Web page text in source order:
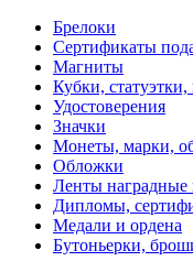
Брелоки
Сертификаты
Магниты
Кубки,
Удостоверения
Значки
Монеты, марки,
Обложки
Ленты наградные
Дипломы,
Медали и ордена
Бутоньерки,